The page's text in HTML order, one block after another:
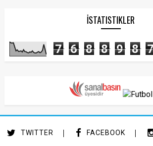
İSTATISTIKLER
7 6 8 8 9 8
TWITTER FACEBOOK